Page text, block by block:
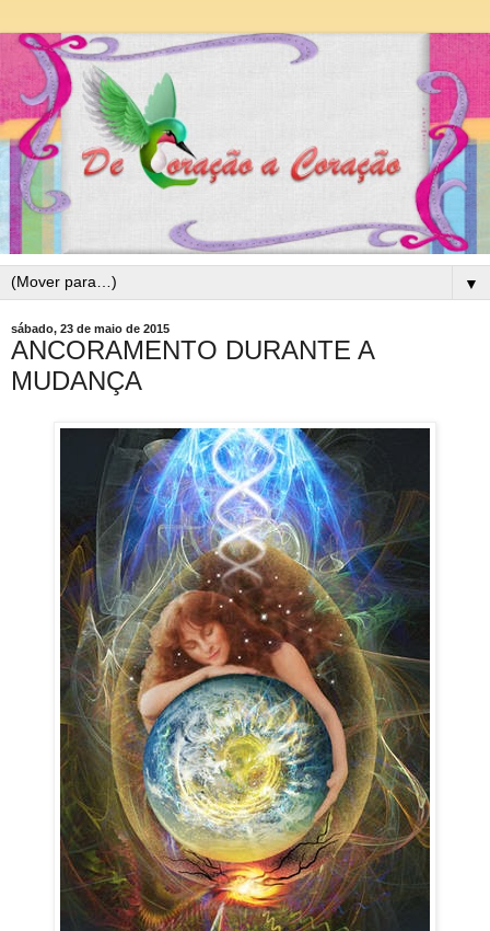
▼
sábado, 23 de maio de 2015
ANCORAMENTO DURANTE A
MUDANÇA